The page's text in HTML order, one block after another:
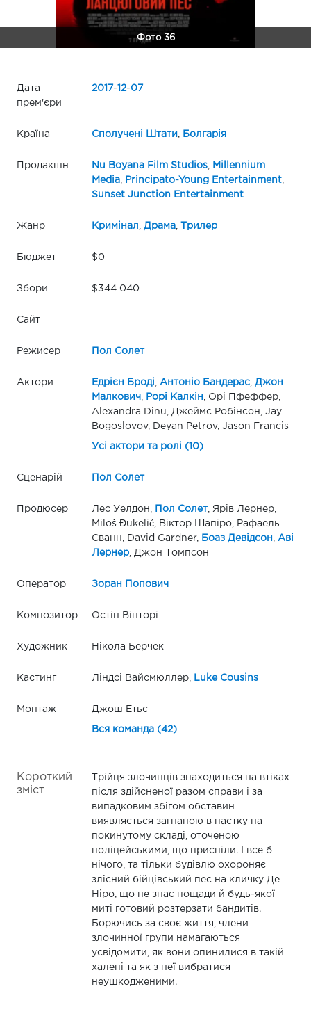
Фото 36
Дата
прем'єри
2017-12-07
Країна Сполучені Штати Болгарія
Продакшн Nu Boyana Film Studios,
Millennium
Media, Principato-Young Entertainment,
Sunset Junction Entertainment
Жанр Кримінал Драма, Трилер
Бюджет $0
Збори $344 040
Сайт
Режисер Пол Солет
Актори Едрієн Броді Антоніо Бандерас, Джон
Малкович, Рорі Калкін , Орі Пфеффер,
Alexandra Dinu, Джеймс Робінсон, Jay
Bogoslovov, Deyan Petrov, Jason Francis
Усі актори та ролі (10)
Сценарій Пол Солет
Продюсер Лес Уелдон, Пол Солет, Ярів Лернер,
Miloš Đukelić, Віктор Шапіро, Рафаель
Сванн, David Gardner,
Боаз Девідсон
Аві
Лернер, Джон Томпсон
Оператор Зоран Попович
Композитор Остін Вінторі
Художник Нікола Берчек
Кастинг Ліндсі Вайсмюллер, Luke Cousins
Монтаж Джош Етьє
Вся команда (42)
Короткий
зміст
Трійця злочинців знаходиться на втіках
після здійсненої разом справи і за
випадковим збігом обставин
виявляється загнаною в пастку на
покинутому складі, оточеною
поліцейськими, що приспіли. І все б
нічого, та тільки будівлю охороняє
злісний бійцівський пес на кличку Де
Ніро, що не знає пощади й будь-якої
миті готовий розтерзати бандитів.
Борючись за своє життя, члени
злочинної групи намагаються
усвідомити, як вони опинилися в такій
халепі та як з неї вибратися
неушкодженими.